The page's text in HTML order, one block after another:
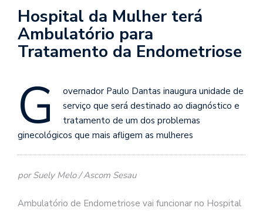
Hospital da Mulher terá
Ambulatório para
Tratamento da Endometriose
G
overnador Paulo Dantas inaugura unidade de
serviço que será destinado ao diagnóstico e
tratamento de um dos problemas
ginecológicos que mais afligem as mulheres
por Suely Melo / Ascom Sesau
Ambulatório de Endometriose vai funcionar no Hospital